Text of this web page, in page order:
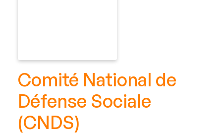
Comité National de
Défense Sociale
(CNDS)